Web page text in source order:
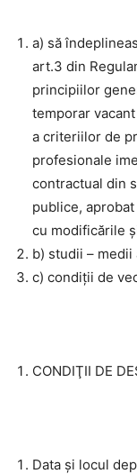
a) să
art.3 din
principiilor
temporar
a criteriilor de
profesionale
contractual din
publice,
cu modificările
b) studii –
c) condiţii de
CONDIŢII DE
Data și locul